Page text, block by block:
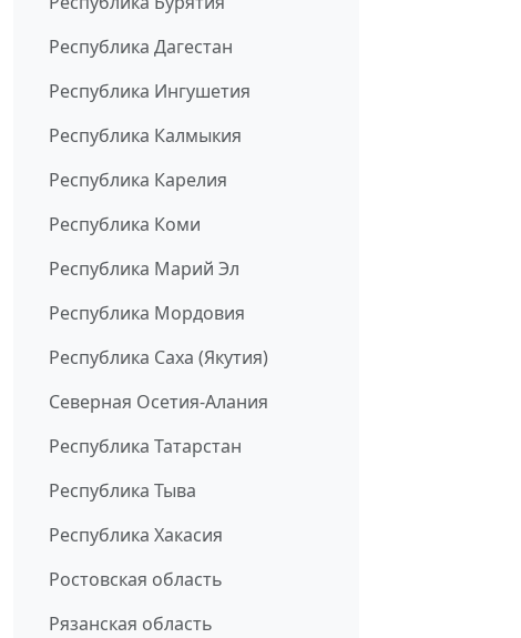
Республика Дагестан
Республика Ингушетия
Республика Калмыкия
Республика Карелия
Республика Коми
Республика Марий Эл
Республика Мордовия
Республика Саха (Якутия)
Северная Осетия-Алания
Республика Татарстан
Республика Тыва
Республика Хакасия
Ростовская область
Рязанская область